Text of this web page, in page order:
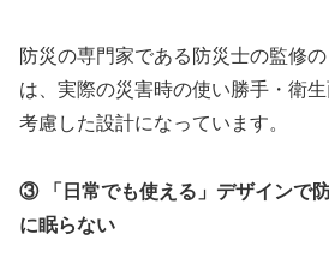
防災の専門家である防災士の監修
は、実際の災害時の使い勝手・衛
考慮した設計になっています。
③ 「日常でも使える」デザインで
に眠らない